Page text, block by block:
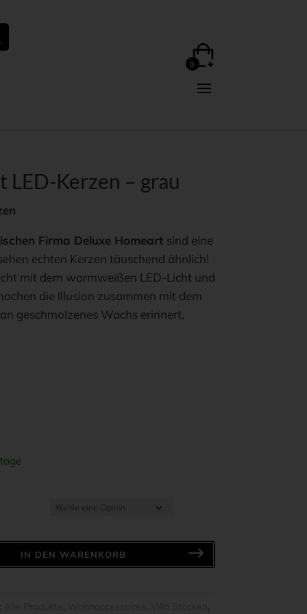
Kerzen – grau
Firma Deluxe Homeart sind eine
echten Kerzen täuschend ähnlich!
mit dem warmweißen LED-Licht und
die Illusion zusammen mit dem
geschmolzenes Wachs erinnert,
IN DEN WARENKORB
Alle Produkte, Wohnaccessoires, Villa Stöcken,